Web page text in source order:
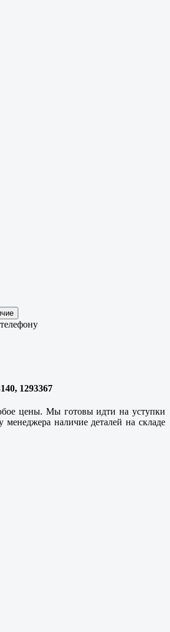
1293367
цены. Мы готовы идти на уступки
наличие деталей на складе